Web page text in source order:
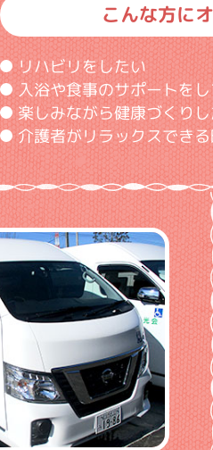
こんな方に
リハビリをしたい
入浴や食事のサポートを
楽しみながら健康づくり
介護者がリラックスでき